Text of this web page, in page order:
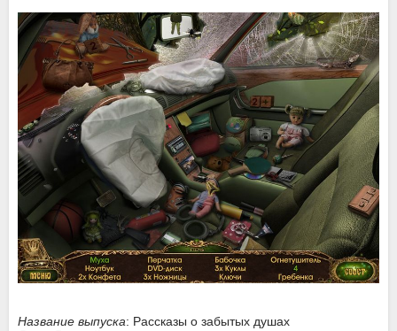
Название выпуска: Рассказы о забытых душах